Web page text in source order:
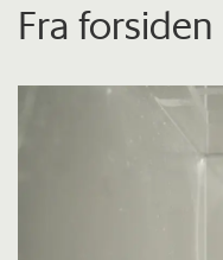
Fra forsiden